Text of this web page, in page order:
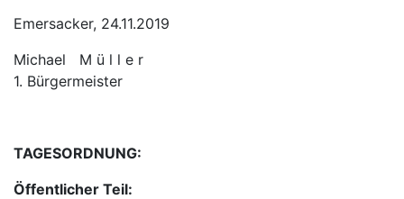
Emersacker, 24.11.2019
Michael M ü l l e r
1. Bürgermeister
TAGESORDNUNG:
Öffentlicher Teil: